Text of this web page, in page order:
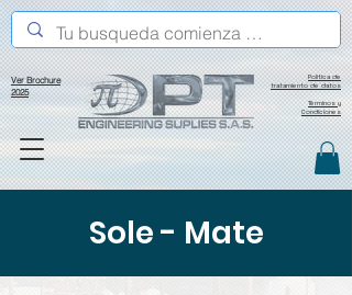
Política de
tratamiento de datos
Ver Brochure
2025
Términos y
Condiciones
Sole - Mate